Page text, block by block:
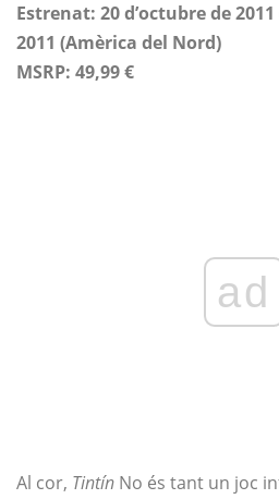
Estrenat: 20 d’octubre de
2011 (Amèrica del Nord)
MSRP: 49,99 €
ad
Al cor, Tintín No és tant un joc